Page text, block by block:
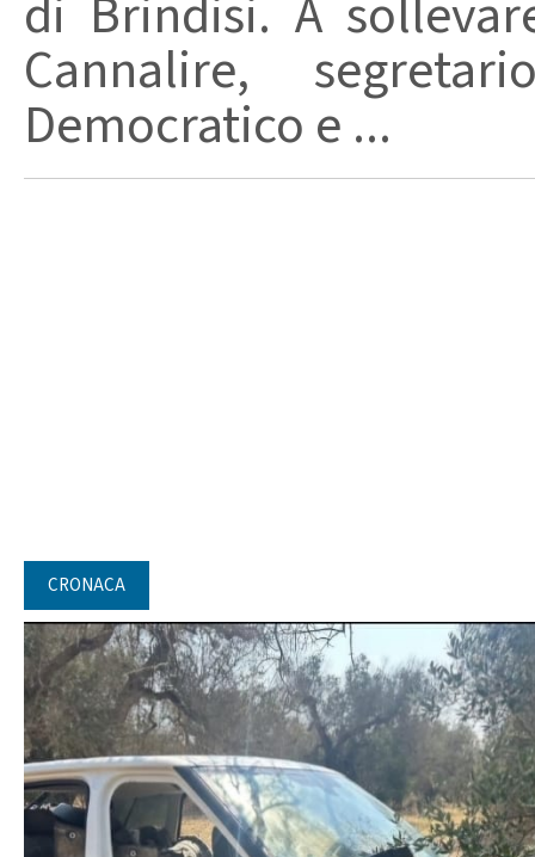
di Brindisi. A
Cannalire,
Democratico e ...
CRONACA